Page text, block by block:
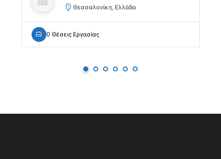
Θεσσαλονίκη, Ελλάδα
0 Θέσεις Εργασίας